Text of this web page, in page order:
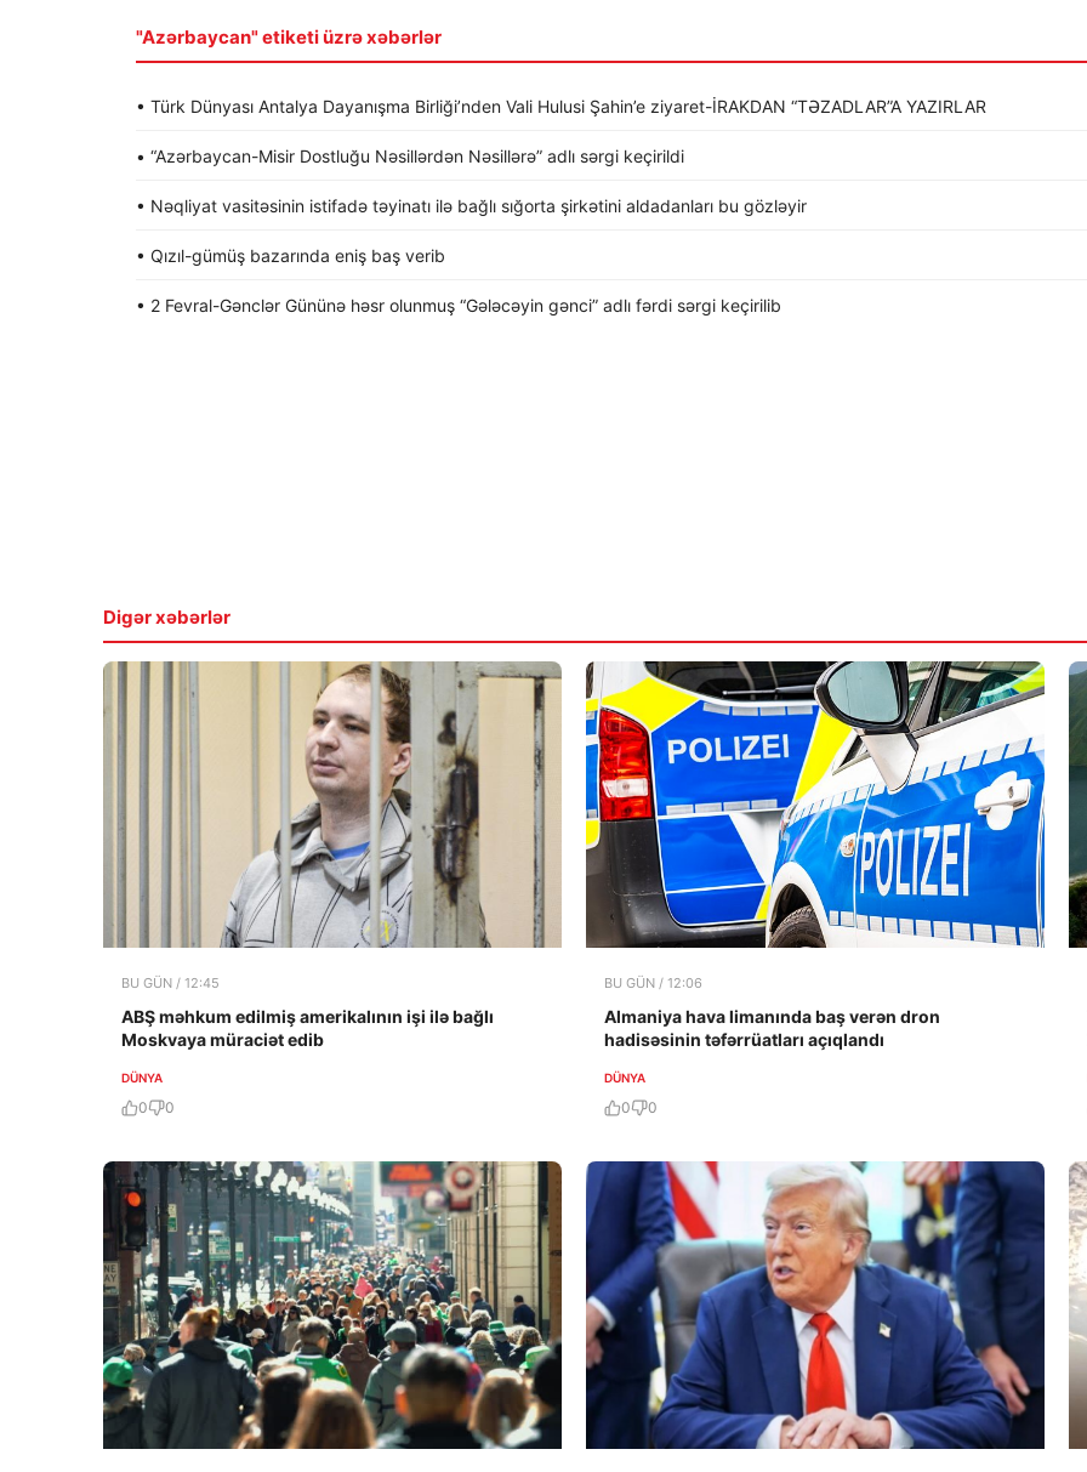
"Azərbaycan" etiketi üzrə xəbərlər
• Türk Dünyası Antalya Dayanışma Birliği’nden Vali Hulusi Şahin’e ziyaret-İRAKDAN “TƏZADLAR”A YAZIRLAR
• “Azərbaycan-Misir Dostluğu Nəsillərdən Nəsillərə” adlı sərgi keçirildi
• Nəqliyat vasitəsinin istifadə təyinatı ilə bağlı sığorta şirkətini aldadanları bu gözləyir
• Qızıl-gümüş bazarında eniş baş verib
• 2 Fevral-Gənclər Gününə həsr olunmuş “Gələcəyin gənci” adlı fərdi sərgi keçirilib
Digər xəbərlər
BU GÜN / 12:45
ABŞ məhkum edilmiş amerikalının işi ilə bağlı
Moskvaya müraciət edib
DÜNYA
0 0
BU GÜN / 12:06
Almaniya hava limanında baş verən dron
hadisəsinin təfərrüatları açıqlandı
DÜNYA
0 0